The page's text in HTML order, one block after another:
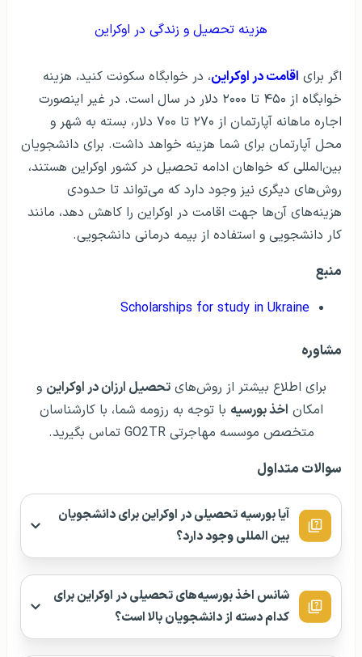
هزینه تحصیل و زندگی در اوکراین
اگر برای اقامت در اوکراین، در خوابگاه سکونت کنید، هزینه
خوابگاه از ۴۵۰ تا ۲۰۰۰ دلار در سال است. در غیر اینصورت
اجاره ماهانه آپارتمان از ۲۷۰ تا ۷۰۰ دلار، بسته به شهر و
محل آپارتمان برای شما هزینه خواهد داشت. برای دانشجویان
بین‌المللی که خواهان ادامه تحصیل در کشور اوکراین هستند،
روش‌های دیگری نیز وجود دارد که می‌تواند تا حدودی
هزینه‌های آن‌ها جهت اقامت در اوکراین را کاهش دهد، مانند
كار دانشجویی و استفاده از بیمه درمانی دانشجویی.
منبع
Scholarships for study in Ukraine
مشاوره
برای اطلاع بیشتر از روش‌هایتحصیل ارزان در اوکراین و
امکان اخذ بورسیه با توجه به رزومه شما، با کارشناسان
متخصص موسسه مهاجرتی GO2TR تماس بگیرید.
سوالات متداول
آیا بورسیه تحصیلی در اوکراین برای دانشجویان
بین المللی وجود دارد؟
شانس اخذ بورسیه‌های تحصیلی در اوکراین برای
کدام دسته از دانشجویان بالا است؟